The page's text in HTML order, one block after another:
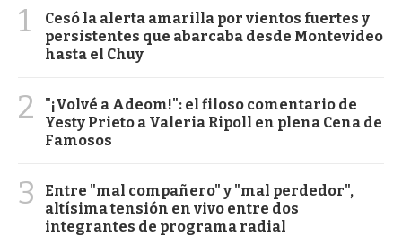
1
Cesó la alerta amarilla por vientos fuertes y
persistentes que abarcaba desde Montevideo
hasta el Chuy
2
"¡Volvé a Adeom!": el filoso comentario de
Yesty Prieto a Valeria Ripoll en plena Cena de
Famosos
3
Entre "mal compañero" y "mal perdedor",
altísima tensión en vivo entre dos
integrantes de programa radial